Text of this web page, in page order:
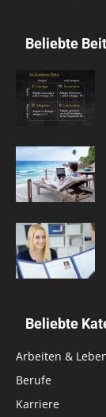
Beliebte
Beliebte
Arbeiten &
Berufe
Karriere